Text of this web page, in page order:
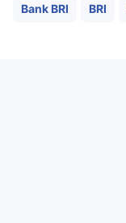
Bank BRI BRI